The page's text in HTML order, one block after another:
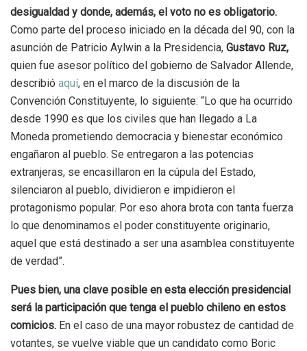
desigualdad y donde, además, el voto no es obligatorio.
Como parte del proceso iniciado en la década del 90, con la
asunción de Patricio Aylwin a la Presidencia, Gustavo Ruz,
quien fue asesor político del gobierno de Salvador Allende,
describió aquí, en el marco de la discusión de la
Convención Constituyente, lo siguiente: “Lo que ha ocurrido
desde 1990 es que los civiles que han llegado a La
Moneda prometiendo democracia y bienestar económico
engañaron al pueblo. Se entregaron a las potencias
extranjeras, se encasillaron en la cúpula del Estado,
silenciaron al pueblo, dividieron e impidieron el
protagonismo popular. Por eso ahora brota con tanta fuerza
lo que denominamos el poder constituyente originario,
aquel que está destinado a ser una asamblea constituyente
de verdad”.
Pues bien, una clave posible en esta elección presidencial
será la participación que tenga el pueblo chileno en estos
comicios. En el caso de una mayor robustez de cantidad de
votantes, se vuelve viable que un candidato como Boric